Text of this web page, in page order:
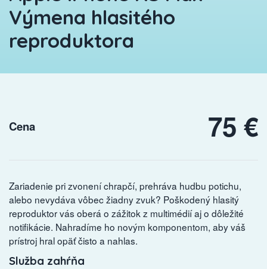
Výmena hlasitého
reproduktora
Cena 75 €
Zariadenie pri zvonení chrapčí, prehráva hudbu potichu,
alebo nevydáva vôbec žiadny zvuk? Poškodený hlasitý
reproduktor vás oberá o zážitok z multimédií aj o dôležité
notifikácie. Nahradíme ho novým komponentom, aby váš
prístroj hral opäť čisto a nahlas.
Služba zahŕňa